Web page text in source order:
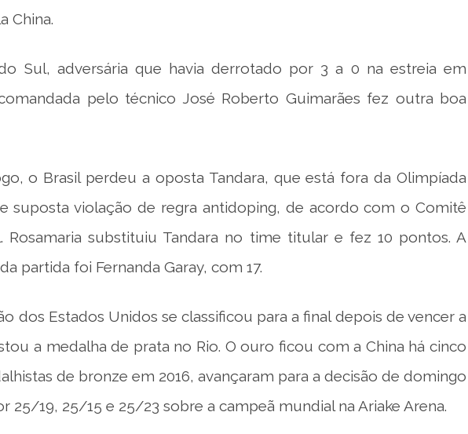
China.
Sul, adversária que havia derrotado por 3 a 0 na estreia em
pelo técnico José Roberto Guimarães fez outra boa
o Brasil perdeu a oposta Tandara, que está fora da Olimpíada
suposta violação de regra antidoping, de acordo com o Comitê
Rosamaria substituiu Tandara no time titular e fez 10 pontos. A
partida foi Fernanda Garay, com 17.
dos Estados Unidos se classificou para a final depois de vencer a
a medalha de prata no Rio. O ouro ficou com a China há cinco
de bronze em 2016, avançaram para a decisão de domingo
25/19, 25/15 e 25/23 sobre a campeã mundial na Ariake Arena.